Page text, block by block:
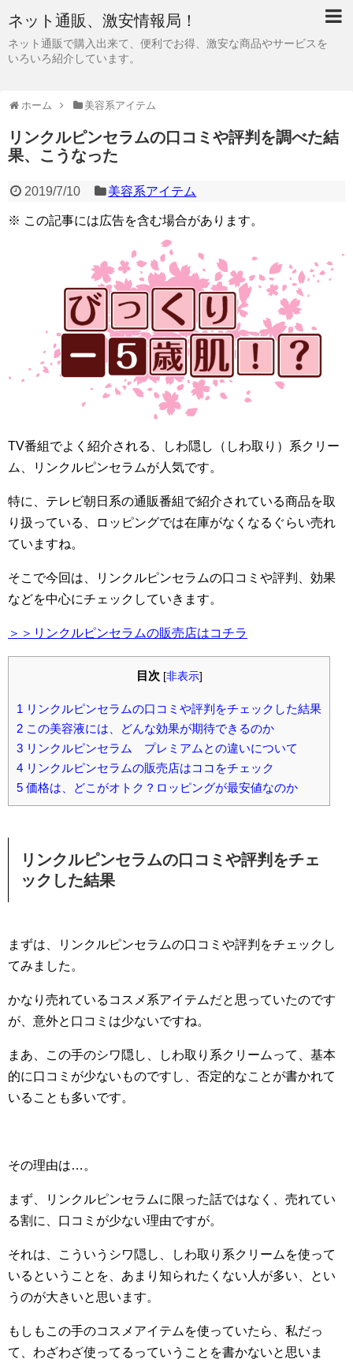
ネット通販、激安情報局！
ネット通販で購入出来て、便利でお得、激安な商品やサービスを
いろいろ紹介しています。
ホーム 美容系アイテム
リンクルピンセラムの口コミや評判を調べた結
果、こうなった
2019/7/10 美容系アイテム
※ この記事には広告を含む場合があります。
TV番組でよく紹介される、しわ隠し（しわ取り）系クリー
ム、リンクルピンセラムが人気です。
特に、テレビ朝日系の通販番組で紹介されている商品を取
り扱っている、ロッピングでは在庫がなくなるぐらい売れ
ていますね。
そこで今回は、リンクルピンセラムの口コミや評判、効果
などを中心にチェックしていきます。
＞＞リンクルピンセラムの販売店はコチラ
目次 [非表示]
1 リンクルピンセラムの口コミや評判をチェックした結果
2 この美容液には、どんな効果が期待できるのか
3 リンクルピンセラム プレミアムとの違いについて
4 リンクルピンセラムの販売店はココをチェック
5 価格は、どこがオトク？ロッピングが最安値なのか
リンクルピンセラムの口コミや評判をチェ
ックした結果
まずは、リンクルピンセラムの口コミや評判をチェックし
てみました。
かなり売れているコスメ系アイテムだと思っていたのです
が、意外と口コミは少ないですね。
まあ、この手のシワ隠し、しわ取り系クリームって、基本
的に口コミが少ないものですし、否定的なことが書かれて
いることも多いです。
その理由は…。
まず、リンクルピンセラムに限った話ではなく、売れてい
る割に、口コミが少ない理由ですが。
それは、こういうシワ隠し、しわ取り系クリームを使って
いるということを、あまり知られたくない人が多い、とい
うのが大きいと思います。
もしもこの手のコスメアイテムを使っていたら、私だっ
て、わざわざ使ってるっていうことを書かないと思いま